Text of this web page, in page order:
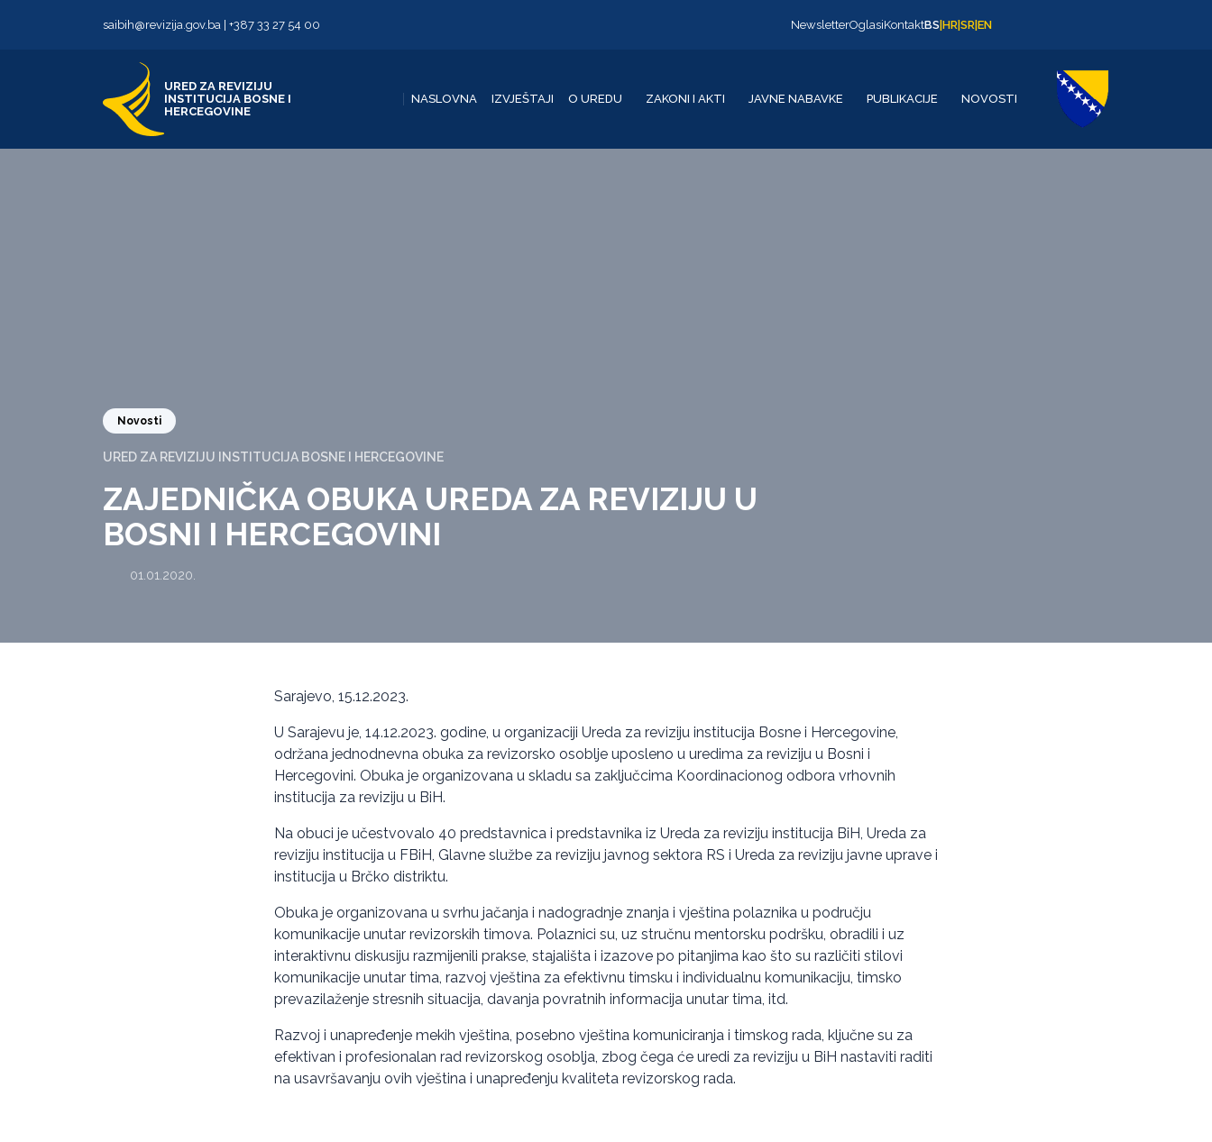
saibih@revizija.gov.ba +387 33 27 54 00 NewsletterOglasiKontaktBS HR SR EN
URED ZA REVIZIJU
INSTITUCIJA BOSNE I
HERCEGOVINE
NASLOVNA IZVJEŠTAJI O UREDU ZAKONI I AKTI JAVNE NABAVKE PUBLIKACIJE NOVOSTI
Novosti
URED ZA REVIZIJU INSTITUCIJA BOSNE I HERCEGOVINE
ZAJEDNIČKA OBUKA UREDA ZA REVIZIJU U
BOSNI I HERCEGOVINI
01.01.2020.
Sarajevo, 15.12.2023.
U Sarajevu je, 14.12.2023. godine, u organizaciji Ureda za reviziju institucija Bosne i Hercegovine,
održana jednodnevna obuka za revizorsko osoblje uposleno u uredima za reviziju u Bosni i
Hercegovini. Obuka je organizovana u skladu sa zaključcima Koordinacionog odbora vrhovnih
institucija za reviziju u BiH.
Na obuci je učestvovalo 40 predstavnica i predstavnika iz Ureda za reviziju institucija BiH, Ureda za
reviziju institucija u FBiH, Glavne službe za reviziju javnog sektora RS i Ureda za reviziju javne uprave i
institucija u Brčko distriktu.
Obuka je organizovana u svrhu jačanja i nadogradnje znanja i vještina polaznika u području
komunikacije unutar revizorskih timova. Polaznici su, uz stručnu mentorsku podršku, obradili i uz
interaktivnu diskusiju razmijenili prakse, stajališta i izazove po pitanjima kao što su različiti stilovi
komunikacije unutar tima, razvoj vještina za efektivnu timsku i individualnu komunikaciju, timsko
prevazilaženje stresnih situacija, davanja povratnih informacija unutar tima, itd.
Razvoj i unapređenje mekih vještina, posebno vještina komuniciranja i timskog rada, ključne su za
efektivan i profesionalan rad revizorskog osoblja, zbog čega će uredi za reviziju u BiH nastaviti raditi
na usavršavanju ovih vještina i unapređenju kvaliteta revizorskog rada.